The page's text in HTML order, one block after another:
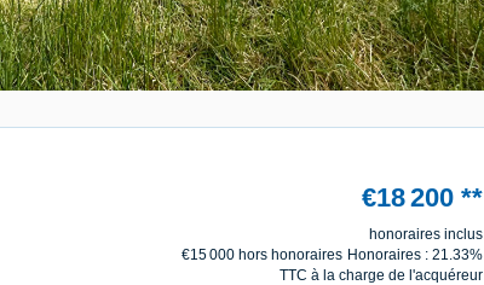
€18 200 **
honoraires inclus
€15 000 hors honoraires Honoraires : 21.33%
TTC à la charge de l'acquéreur